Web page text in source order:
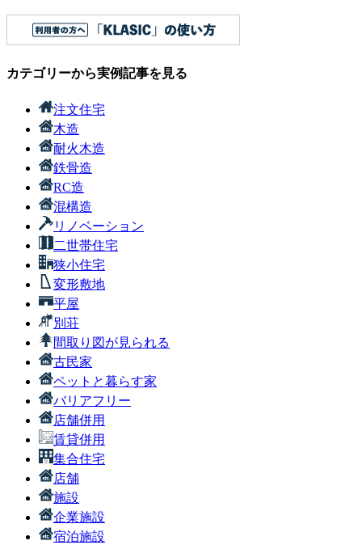
カテゴリーから実例記事を見る
注文住宅
木造
耐火木造
鉄骨造
RC造
混構造
リノベーション
二世帯住宅
狭小住宅
変形敷地
平屋
別荘
間取り図が見られる
古民家
ペットと暮らす家
バリアフリー
店舗併用
賃貸併用
集合住宅
店舗
施設
企業施設
宿泊施設